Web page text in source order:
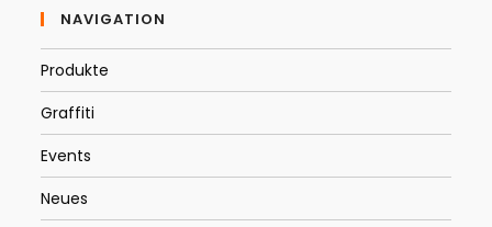
NAVIGATION
Produkte
Graffiti
Events
Neues